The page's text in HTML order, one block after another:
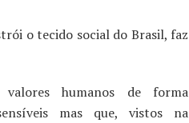
o tecido social do Brasil, faz
humanos de forma
mas que, vistos na